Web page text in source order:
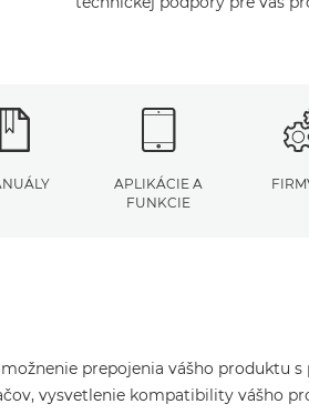
APLIKÁCIE A
FUNKCIE
prepojenia vášho produktu
vysvetlenie kompatibility vášho